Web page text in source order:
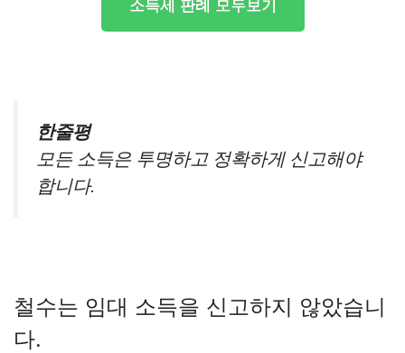
소득세 판례 모두보기
한줄평
모든 소득은 투명하고 정확하게 신고해야
합니다.
철수는 임대 소득을 신고하지 않았습니
다.